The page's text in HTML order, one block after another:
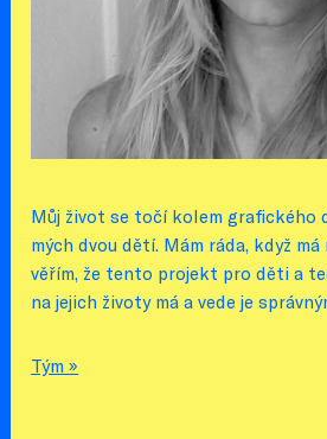
Můj život se točí kolem grafického
mých dvou dětí. Mám ráda, když
věřím, že tento projekt pro děti a
na jejich životy má a vede je
Tým »